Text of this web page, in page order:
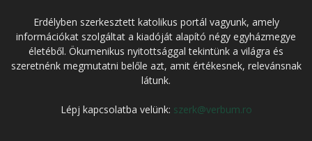
Erdélyben szerkesztett katolikus portál vagyunk, amely
információkat szolgáltat a kiadóját alapító négy egyházmegye
életéből. Ökumenikus nyitottsággal tekintünk a világra és
szeretnénk megmutatni belőle azt, amit értékesnek, relevánsnak
látunk.
Lépj kapcsolatba velünk: szerk@verbum.ro